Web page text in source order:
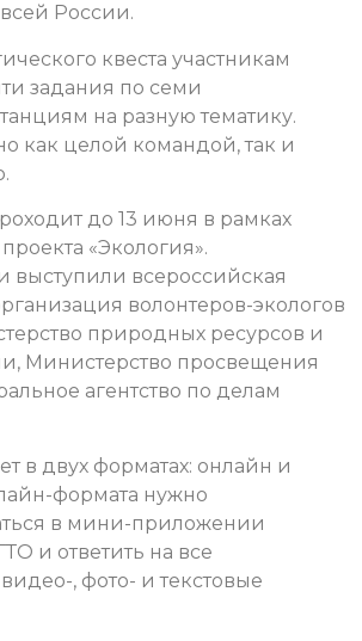
России.
квеста участникам
задания по семи
на разную тематику.
как целой командой, так и
до 13 июня в рамках
«Экология».
выступили всероссийская
волонтеров-экологов
природных ресурсов и
Министерство просвещения
агентство по делам
в двух форматах: онлайн и
формата нужно
в мини-приложении
и ответить на все
, фото- и текстовые